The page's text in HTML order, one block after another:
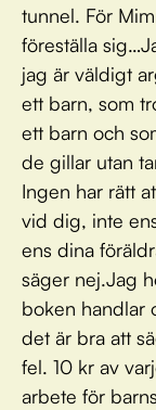
tunnel. För
föreställa
jag är väldigt
ett barn, som
ett barn och
de gillar utan
Ingen har rätt
vid dig, inte
ens dina
säger nej.Jag
boken handlar
det är bra att
fel. 10 kr av
arbete för